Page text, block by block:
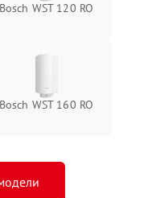
Bosch WST 120 RO
Bosch WST 160 RO